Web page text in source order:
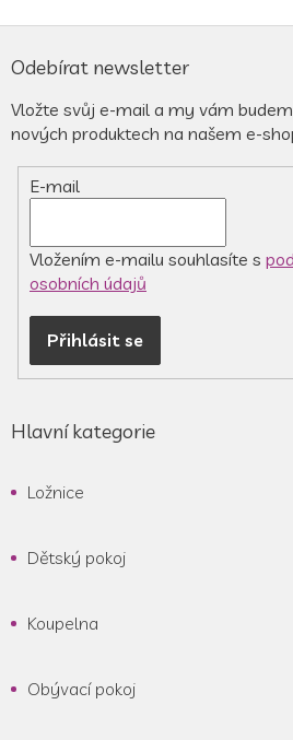
á
a
Odebírat newsletter
Vložte svůj e-mail a my vám
nových produktech na našem e-
E-mail
Vložením e-mailu souhlasíte s
osobních údajů
Přihlásit se
Hlavní kategorie
Ložnice
Dětský pokoj
Koupelna
Obývací pokoj